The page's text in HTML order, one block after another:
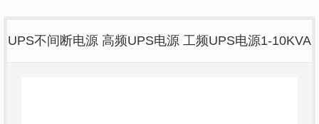
UPS不间断电源 高频UPS电源 工频UPS电源1-10KVA